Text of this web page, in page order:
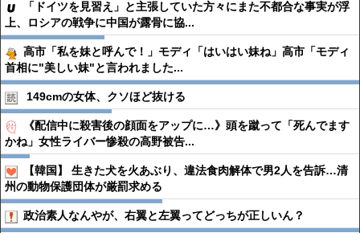
「ドイツを見習え」と主張していた方々にまた不都合な事実が浮
上、ロシアの戦争に中国が露骨に協...
高市「私を妹と呼んで！」モディ「はいはい妹ね」高市「モディ
首相に"美しい妹"と言われました...
149cmの女体、クソほど抜ける
《配信中に殺害後の顔面をアップに…》頭を蹴って「死んでます
かね」女性ライバー惨殺の高野被告...
【韓国】 生きた犬を火あぶり、違法食肉解体で男2人を告訴…清
州の動物保護団体が厳罰求める
政治素人なんやが、右翼と左翼ってどっちが正しいん？